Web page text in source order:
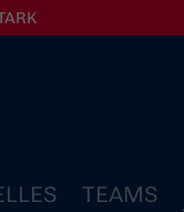
TEAMS